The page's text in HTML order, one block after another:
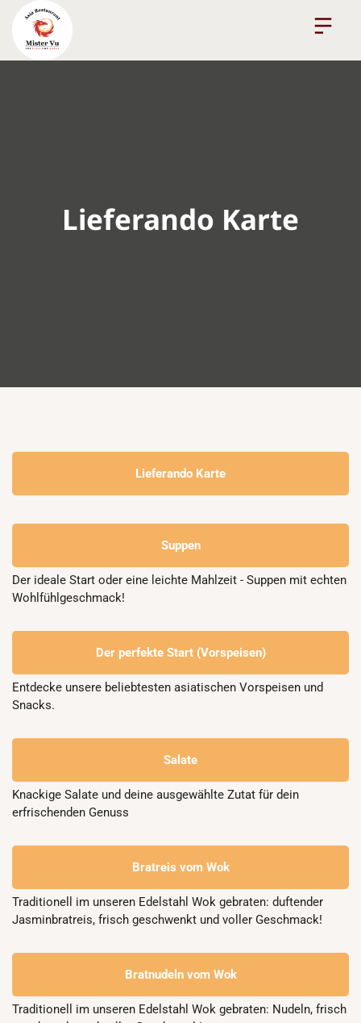
Lieferando Karte
Lieferando Karte
Suppen
Der ideale Start oder eine leichte Mahlzeit - Suppen mit echten
Wohlfühlgeschmack!
Der perfekte Start (Vorspeisen)
Entdecke unsere beliebtesten asiatischen Vorspeisen und
Snacks.
Salate
Knackige Salate und deine ausgewählte Zutat für dein
erfrischenden Genuss
Bratreis vom Wok
Traditionell im unseren Edelstahl Wok gebraten: duftender
Jasminbratreis, frisch geschwenkt und voller Geschmack!
Bratnudeln vom Wok
Traditionell im unseren Edelstahl Wok gebraten: Nudeln, frisch